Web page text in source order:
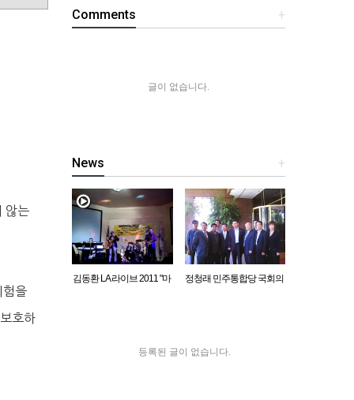
않는
험을
호하
+
Comments
글이 없습니다.
+
News
김동환 LA 라이브 2011 "마
정청래 민주통합당 국회의
등록된 글이 없습니다.